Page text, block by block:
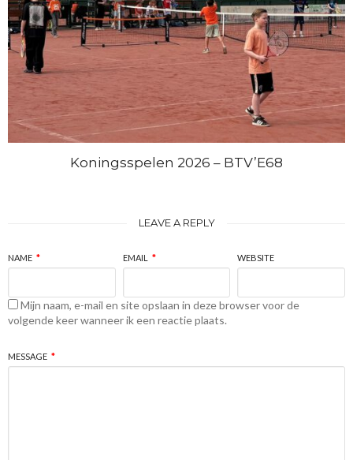
Koningsspelen 2026 – BTV’E68
LEAVE A REPLY
NAME * EMAIL * WEBSITE
Mijn naam, e-mail en site opslaan in deze browser voor de
volgende keer wanneer ik een reactie plaats.
MESSAGE *